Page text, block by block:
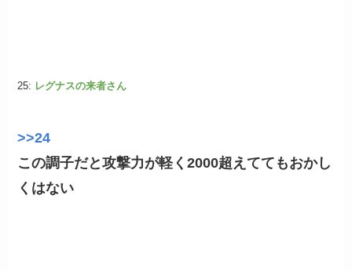
25: レグナスの来者さん
>>24
この調子だと攻撃力が軽く2000超えててもおかし
くはない